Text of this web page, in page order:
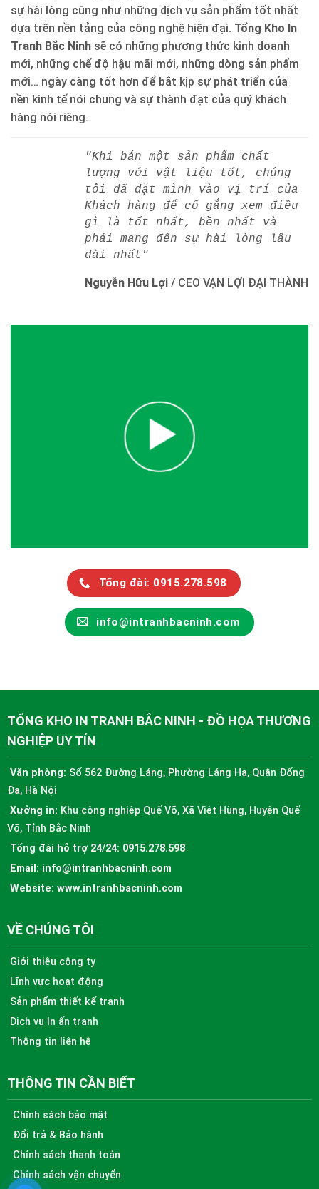
sự hài lòng cũng như những dịch vụ sản phẩm tốt nhất
dựa trên nền tảng của công nghệ hiện đại. Tổng Kho In
Tranh Bắc Ninh sẽ có những phương thức kinh doanh
mới, những chế độ hậu mãi mới, những dòng sản phẩm
mới… ngày càng tốt hơn để bắt kịp sự phát triển của
nền kinh tế nói chung và sự thành đạt của quý khách
hàng nói riêng.
"Khi bán một sản phẩm chất
lượng với vật liệu tốt, chúng
tôi đã đặt mình vào vị trí của
Khách hàng để cố gắng xem điều
gì là tốt nhất, bền nhất và
phải mang đến sự hài lòng lâu
dài nhất"
Nguyễn Hữu Lợi / CEO VẠN LỢI ĐẠI THÀNH
Tổng đài: 0915.278.598
info@intranhbacninh.com
TỔNG KHO IN TRANH BẮC NINH - ĐỒ HỌA THƯƠNG
NGHIỆP UY TÍN
Văn phòng: Số 562 Đường Láng, Phường Láng Hạ, Quận Đống
Đa, Hà Nội
Xưởng in: Khu công nghiệp Quế Võ, Xã Việt Hùng, Huyện Quế
Võ, Tỉnh Bắc Ninh
Tổng đài hỗ trợ 24/24: 0915.278.598
Email: info@intranhbacninh.com
Website: www.intranhbacninh.com
VỀ CHÚNG TÔI
Giới thiệu công ty
Lĩnh vực hoạt động
Sản phẩm thiết kế tranh
Dịch vụ In ấn tranh
Thông tin liên hệ
THÔNG TIN CẦN BIẾT
Chính sách bảo mật
Đổi trả & Bảo hành
Chính sách thanh toán
Chính sách vận chuyển